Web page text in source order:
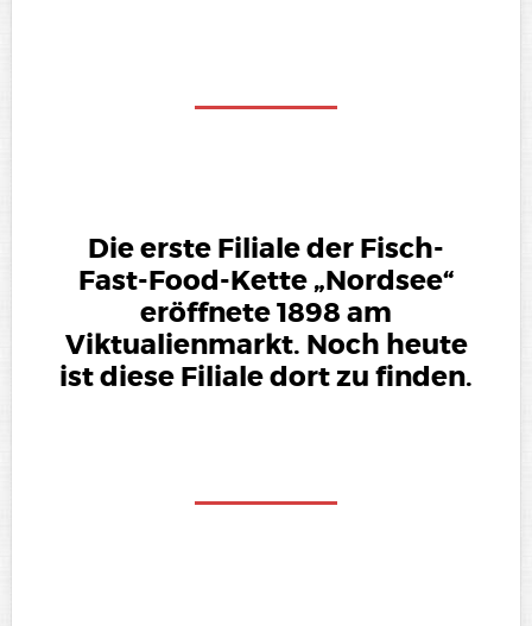
Die erste Filiale der Fisch-
Fast-Food-Kette „Nordsee“
eröffnete 1898 am
Viktualienmarkt. Noch heute
ist diese Filiale dort zu finden.